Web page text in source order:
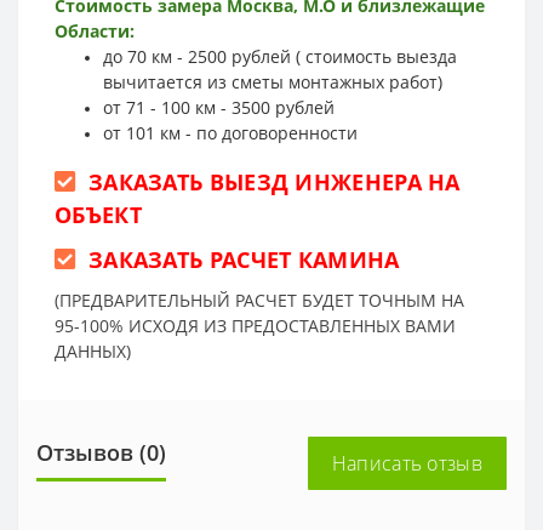
Стоимость замера Москва, М.О и близлежащие
Области:
до 70 км - 2500 рублей ( стоимость выезда
вычитается из сметы монтажных работ)
от 71 - 100 км - 3500 рублей
от 101 км - по договоренности
ЗАКАЗАТЬ ВЫЕЗД ИНЖЕНЕРА НА
ОБЪЕКТ
ЗАКАЗАТЬ РАСЧЕТ КАМИНА
(ПРЕДВАРИТЕЛЬНЫЙ РАСЧЕТ БУДЕТ ТОЧНЫМ НА
95-100% ИСХОДЯ ИЗ ПРЕДОСТАВЛЕННЫХ ВАМИ
ДАННЫХ)
Отзывов (0) Написать отзыв